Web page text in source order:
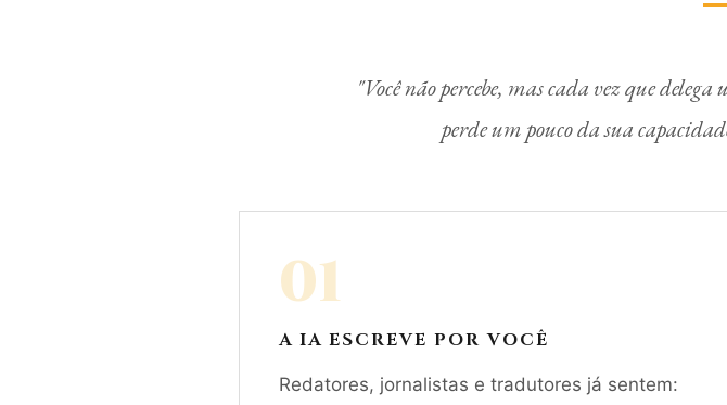
"Você não percebe, mas cada vez que
perde um pouco da sua
01
A IA ESCREVE POR VOCÊ
Redatores, jornalistas e tradutores já sentem: